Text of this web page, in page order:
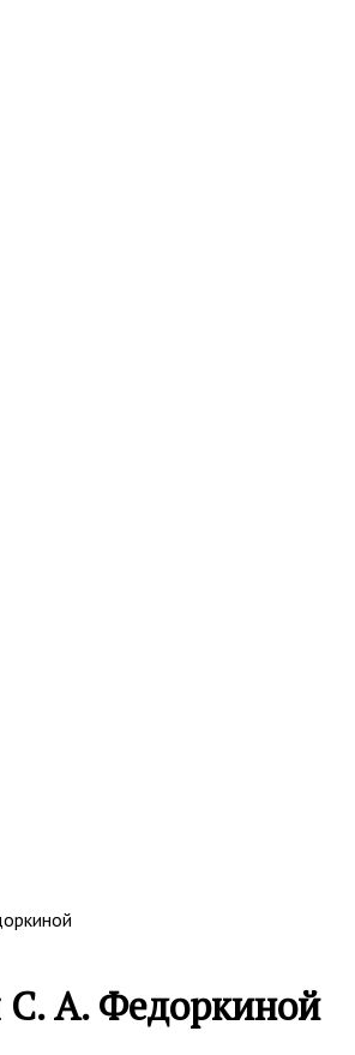
С. А. Федоркиной